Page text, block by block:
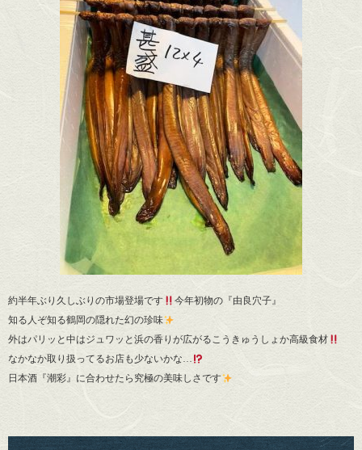
約半年ぶり久しぶりの市場登場です
今年初物の『由良穴子』
知る人ぞ知る鶴岡の隠れた幻の珍味
外はパリッと中はジュワッと浜の香りが広がるこうきゅうしょか高級食材
なかなか取り扱ってるお店も少ないかな…
日本酒『潮彩』に合わせたら究極の美味しさです